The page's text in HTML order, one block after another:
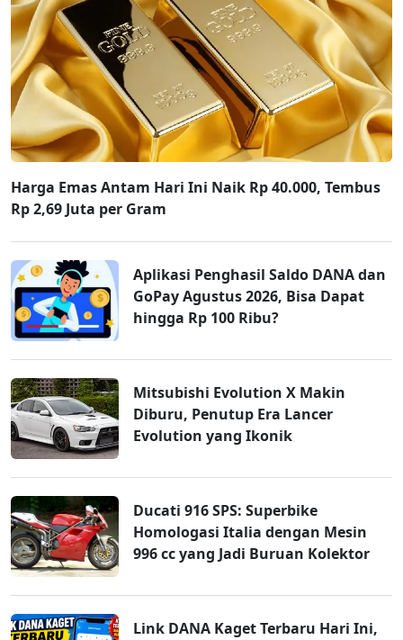
Harga Emas Antam Hari Ini Naik Rp 40.000, Tembus
Rp 2,69 Juta per Gram
Aplikasi Penghasil Saldo DANA dan
GoPay Agustus 2026, Bisa Dapat
hingga Rp 100 Ribu?
Mitsubishi Evolution X Makin
Diburu, Penutup Era Lancer
Evolution yang Ikonik
Ducati 916 SPS: Superbike
Homologasi Italia dengan Mesin
996 cc yang Jadi Buruan Kolektor
Link DANA Kaget Terbaru Hari Ini,